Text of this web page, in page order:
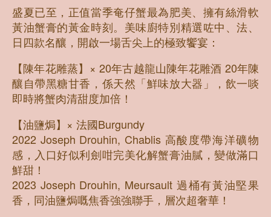
盛夏已至，正值當季奄仔蟹最為肥美、擁有絲滑軟
黃油蟹膏的黃金時刻。美味廚特別精選咗中、法、
日四款名釀，開啟一場舌尖上的極致饗宴：
【陳年花雕蒸】× 20年古越龍山陳年花雕酒 20年陳
釀自帶黑糖甘香，係天然「鮮味放大器」，飲一啖
即時將蟹肉清甜度加倍！
【油鹽焗】× 法國Burgundy
2022 Joseph Drouhin, Chablis 高酸度帶海洋礦物
感，入口好似利劍咁完美化解蟹膏油膩，變做滿口
鮮甜！
2023 Joseph Drouhin, Meursault 過桶有黃油堅果
香，同油鹽焗嘅焦香強強聯手，層次超奢華！